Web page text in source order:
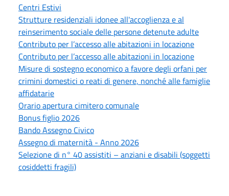
Centri Estivi
Strutture residenziali idonee all'accoglienza e al
reinserimento sociale delle persone detenute adulte
Contributo per l’accesso alle abitazioni in locazione
Contributo per l’accesso alle abitazioni in locazione
Misure di sostegno economico a favore degli orfani per
crimini domestici o reati di genere, nonché alle famiglie
affidatarie
Orario apertura cimitero comunale
Bonus figlio 2026
Bando Assegno Civico
Assegno di maternità - Anno 2026
Selezione di n° 40 assistiti – anziani e disabili (soggetti
cosiddetti fragili)